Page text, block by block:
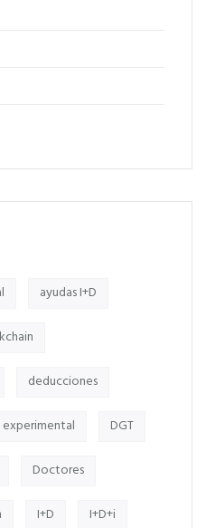
ayudas I+D
deducciones
DGT
Doctores
I+D I+D+i